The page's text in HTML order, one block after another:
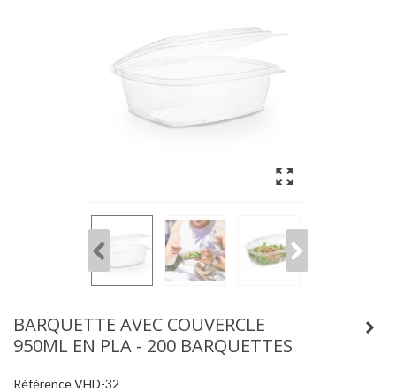
BARQUETTE AVEC COUVERCLE
950ML EN PLA - 200 BARQUETTES
RéférenceVHD-32